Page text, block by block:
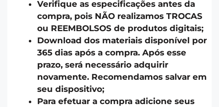
Verifique as especificações antes da
compra, pois NÃO realizamos TROCAS
ou REEMBOLSOS de produtos digitais;
Download dos materiais disponível por
365 dias após a compra. Após esse
prazo, será necessário adquirir
novamente. Recomendamos salvar em
seu dispositivo;
Para efetuar a compra adicione seus